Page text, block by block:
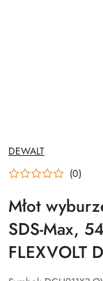
NAZWA
PRODUCENTA:
DEWALT
(0)
Młot
SDS-Max,
FLEXVOLT